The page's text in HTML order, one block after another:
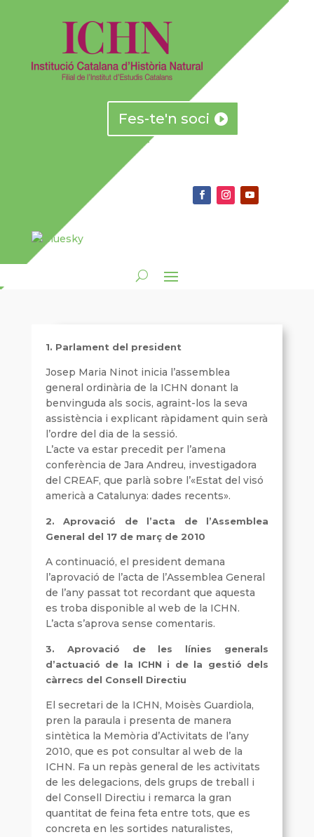
Fes-te'n soci
1. Parlament del president
Josep Maria Ninot inicia l’assemblea
general ordinària de la ICHN donant la
benvinguda als socis, agraint-los la seva
assistència i explicant ràpidament quin serà
l’ordre del dia de la sessió.
L’acte va estar precedit per l’amena
conferència de Jara Andreu, investigadora
del CREAF, que parlà sobre l’«Estat del visó
americà a Catalunya: dades recents».
2. Aprovació de l’acta de l’Assemblea
General del 17 de març de 2010
A continuació, el president demana
l’aprovació de l’acta de l’Assemblea General
de l’any passat tot recordant que aquesta
es troba disponible al web de la ICHN.
L’acta s’aprova sense comentaris.
3. Aprovació de les línies generals
d’actuació de la ICHN i de la gestió dels
càrrecs del Consell Directiu
El secretari de la ICHN, Moisès Guardiola,
pren la paraula i presenta de manera
sintètica la Memòria d’Activitats de l’any
2010, que es pot consultar al web de la
ICHN. Fa un repàs general de les activitats
de les delegacions, dels grups de treball i
del Consell Directiu i remarca la gran
quantitat de feina feta entre tots, que es
concreta en les sortides naturalistes,